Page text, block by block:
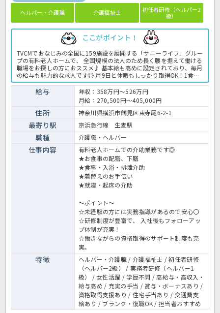
ヘルパー・介護職 介護福祉士
初任者研修（ヘルパー2
級）
ここがポイント！
TVCMでおなじみの全国に159施設を展開する「サニーライフ」グルー
プの有料老人ホームで、 全国規模の法人のため長く腰を据えて働ける
職場をお探しの方におススメ♪ 基本給も高めに設定されており、毎月
の給与も魅力的な求人です◎ 月9日と休暇もしっかり取得OK！1食
200円で利用可能な社内食もうれしいポイント♪ まずはお気軽にほっ
介護までお問い合わせくださいね。 有料老人ホームでの介護業務全般
です。 ＜介護職 正職員 有料老人ホームの求人＞
給与
年収：358万円～526万円
月給：270,500円～405,000円
住所 神奈川県横浜市鶴見区東寺尾6-2-1
最寄り駅 京浜急行線 生麦駅
職種 介護職・ヘルパー
仕事内容
有料老人ホームでの介助業務です◎
★お食事の配膳、下膳
★食事・入浴・排泄介助
★着替えのお手伝い
★就寝・起床の介助
～ポイント～
☆未経験の方には実務指導があるので安心〇
☆研修制度が豊富で、 入社後もフォローアッ
プ体制が充実！
☆働きながらの資格取得のサポート制度も充
実。
特徴
ヘルパー・介護職 / 介護福祉士 / 初任者研修
（ヘルパー2級） / 実務者研修（ヘルパー1
級） / 女性活躍 / 学歴不問 / 高給与・高収入・
給与高め / 充実の手当 / 賞与・ボーナスあり /
資格取得支援あり / 住宅手当あり / 交通費支
給あり / ブランク・復職OK / 担当者おすすめ